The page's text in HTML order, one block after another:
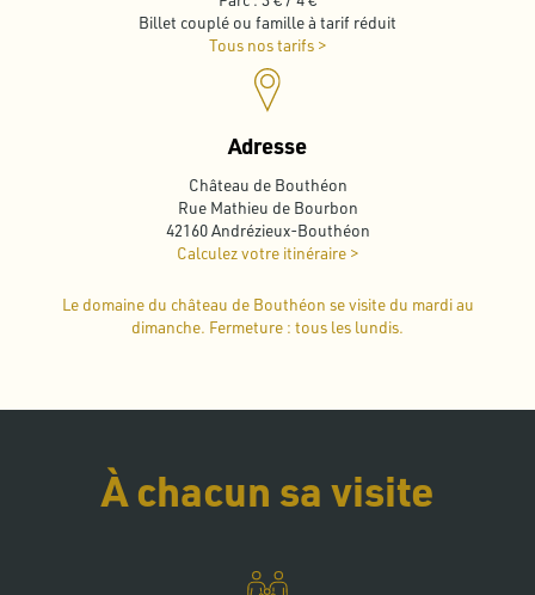
Billet couplé ou famille à tarif réduit
Tous nos tarifs >
Adresse
Château de Bouthéon
Rue Mathieu de Bourbon
42160 Andrézieux-Bouthéon
Calculez votre itinéraire >
Le domaine du château de Bouthéon se visite du mardi au
dimanche. Fermeture : tous les lundis.
À chacun sa visite